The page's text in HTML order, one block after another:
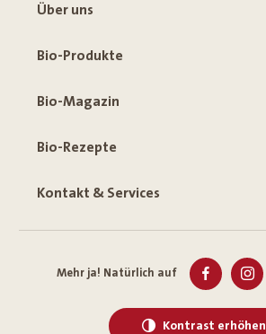
Über uns
Bio-Produkte
Bio-Magazin
Bio-Rezepte
Kontakt & Services
Mehr ja! Natürlich auf
Kontrast erhöhen